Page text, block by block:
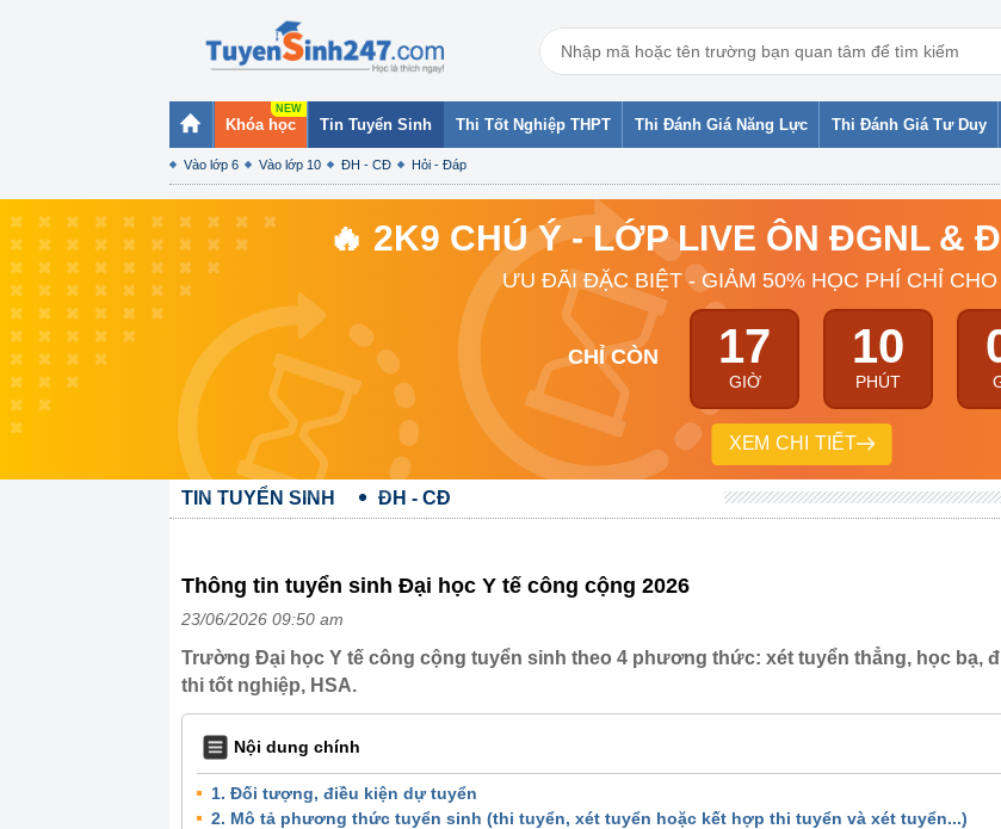
Khóa học Tin Tuyển Sinh
Vào lớp 6 Vào lớp 10 ĐH - CĐ Hỏi - Đáp
Thi Tốt Nghiệp THPT Thi Đánh Giá Năng Lực Thi Đánh Giá Tư Duy
🔥 2K9 CHÚ Ý - LỚP LIVE ÔN ĐGNL &
ƯU ĐÃI ĐẶC BIỆT - GIẢM 50% HỌC PHÍ CHỈ
CHỈ CÒN 17
GIỜ
10
PHÚT
XEM CHI TIẾT
TIN TUYỂN SINH ĐH - CĐ
Thông tin tuyển sinh Đại học Y tế công cộng 2026
23/06/2026 09:50 am
Trường Đại học Y tế công cộng tuyển sinh theo 4 phương thức: xét tuyển thẳng, học bạ,
thi tốt nghiệp, HSA.
Nội dung chính
1. Đối tượng, điều kiện dự tuyển
2. Mô tả phương thức tuyển sinh (thi tuyển, xét tuyển hoặc kết hợp thi tuyển và xét tuyển...)